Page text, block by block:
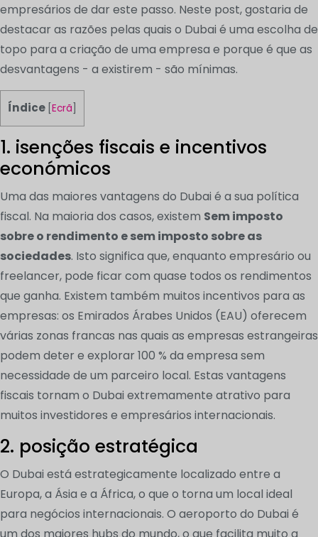
empresários de dar este passo. Neste post, gostaria de
destacar as razões pelas quais o Dubai é uma escolha de
topo para a criação de uma empresa e porque é que as
desvantagens - a existirem - são mínimas.
Índice Ecrã
1. isenções fiscais e incentivos
económicos
Uma das maiores vantagens do Dubai é a sua política
fiscal. Na maioria dos casos, existem Sem imposto
sobre o rendimento e sem imposto sobre as
sociedades. Isto significa que, enquanto empresário ou
freelancer, pode ficar com quase todos os rendimentos
que ganha. Existem também muitos incentivos para as
empresas: os Emirados Árabes Unidos (EAU) oferecem
várias zonas francas nas quais as empresas estrangeiras
podem deter e explorar 100 % da empresa sem
necessidade de um parceiro local. Estas vantagens
fiscais tornam o Dubai extremamente atrativo para
muitos investidores e empresários internacionais.
2. posição estratégica
O Dubai está estrategicamente localizado entre a
Europa, a Ásia e a África, o que o torna um local ideal
para negócios internacionais. O aeroporto do Dubai é
um dos maiores hubs do mundo, o que facilita muito a